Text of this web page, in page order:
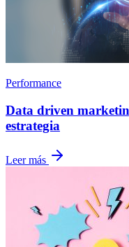
Performance
Data driven
estrategia
Leer más